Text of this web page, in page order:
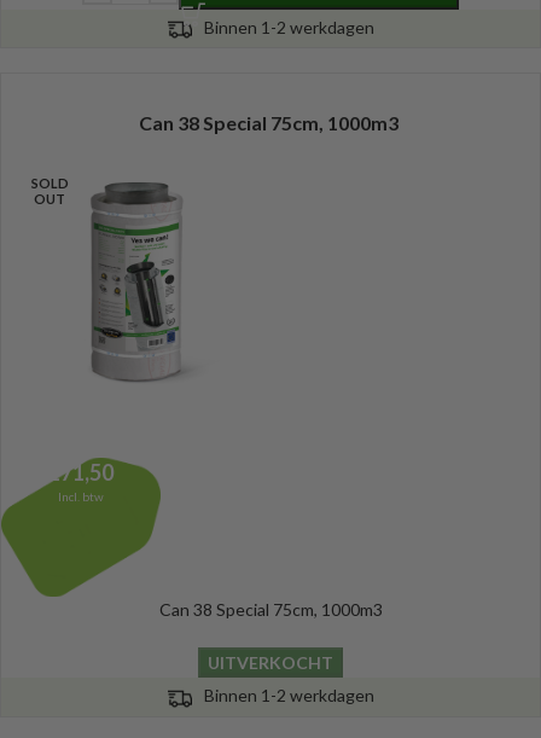
Binnen 1-2 werkdagen
Can 38 Special 75cm, 1000m3
SOLD
OUT
171,50
Incl. btw
Can 38 Special 75cm, 1000m3
UITVERKOCHT
Binnen 1-2 werkdagen